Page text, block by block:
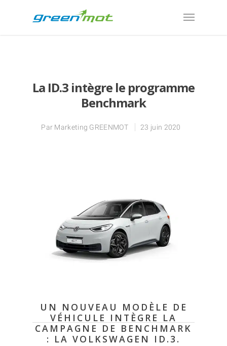
La ID.3 intègre le programme
Benchmark
Par Marketing GREENMOT 23 juin 2020
UN NOUVEAU MODÈLE DE
VÉHICULE INTÈGRE LA
CAMPAGNE DE BENCHMARK
: LA VOLKSWAGEN ID.3.